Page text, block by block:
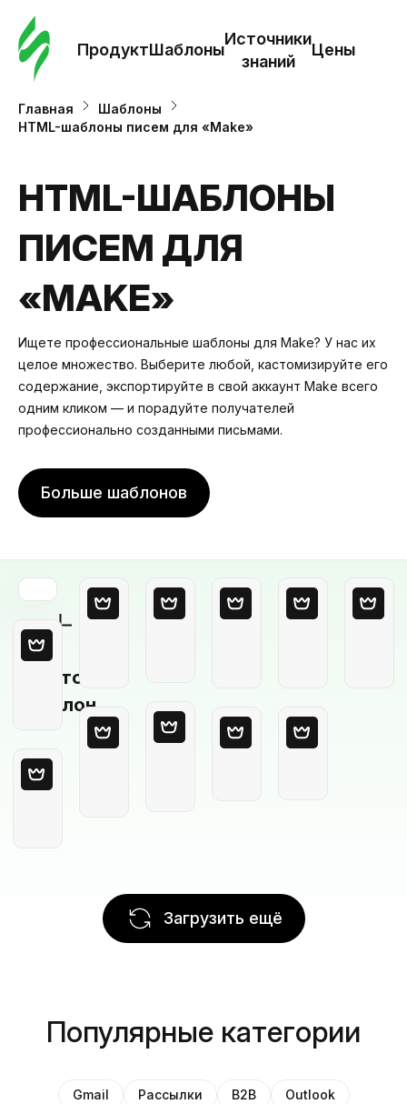
ПродуктШаблоны
Источники
знаний
Цены
Главная
Шаблоны
HTML-шаблоны писем для «Make»
HTML-ШАБЛОНЫ
ПИСЕМ ДЛЯ
«MAKE»
Ищете профессиональные шаблоны для Make? У нас их
целое множество. Выберите любой, кастомизируйте его
содержание, экспортируйте в свой аккаунт Make всего
одним кликом — и порадуйте получателей
профессионально созданными письмами.
Больше шаблонов
Пустой
шаблон
Загрузить ещё
Популярные категории
Gmail Рассылки B2B
Outlook